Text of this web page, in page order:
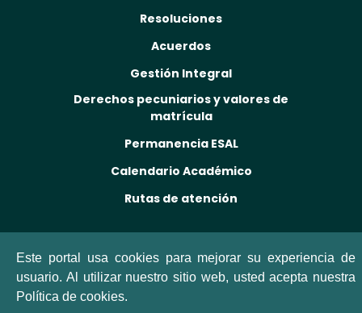
Resoluciones
Acuerdos
Gestión Integral
Derechos pecuniarios y valores de
matrícula
Permanencia ESAL
Calendario Académico
Rutas de atención
Este portal usa cookies para mejorar su experiencia de
usuario. Al utilizar nuestro sitio web, usted acepta nuestra
Política de cookies.